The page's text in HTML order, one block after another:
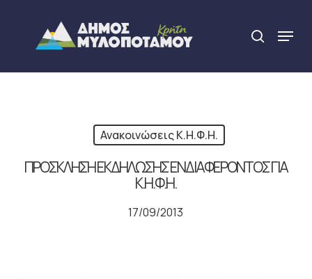
content
search
Menu
Ανακοινώσεις Κ.Η.Φ.Η.
ΠΡΟΣΚΛΗΣΗ ΕΚΔΗΛΩΣΗΣ ΕΝΔΙΑΦΕΡΟΝΤΟΣ ΓΙΑ
Κ.Η.Φ.Η.
17/09/2013
Close